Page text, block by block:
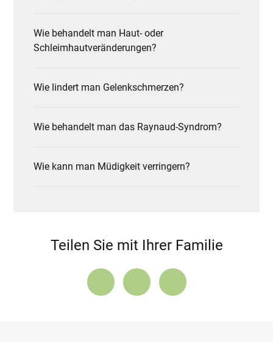
Wie behandelt man Haut- oder
Schleimhautveränderungen?
Wie lindert man Gelenkschmerzen?
Wie behandelt man das Raynaud-Syndrom?
Wie kann man Müdigkeit verringern?
Teilen Sie mit Ihrer Familie